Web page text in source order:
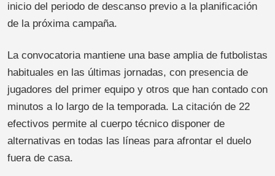
inicio del periodo de descanso previo a la planificación
de la próxima campaña.
La convocatoria mantiene una base amplia de futbolistas
habituales en las últimas jornadas, con presencia de
jugadores del primer equipo y otros que han contado con
minutos a lo largo de la temporada. La citación de 22
efectivos permite al cuerpo técnico disponer de
alternativas en todas las líneas para afrontar el duelo
fuera de casa.